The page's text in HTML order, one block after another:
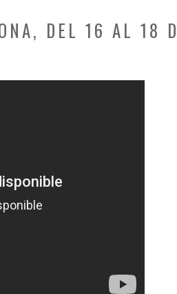
DEL 16 AL 18